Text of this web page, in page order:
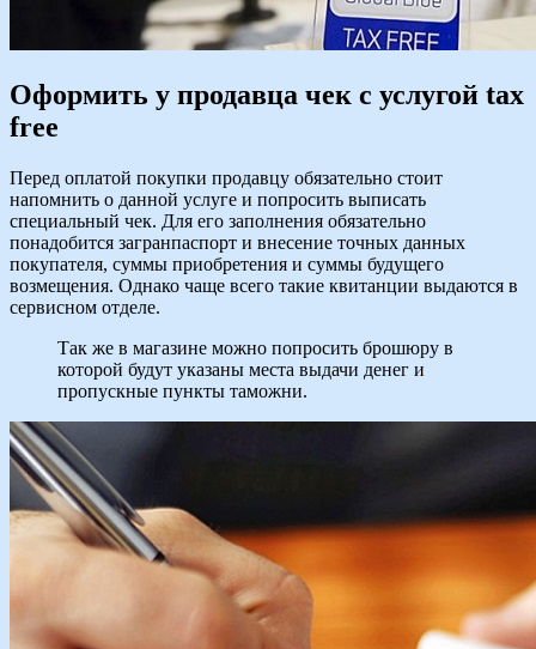
Оформить у продавца чек с услугой tax
free
Перед оплатой покупки продавцу обязательно стоит
напомнить о данной услуге и попросить выписать
специальный чек. Для его заполнения обязательно
понадобится загранпаспорт и внесение точных данных
покупателя, суммы приобретения и суммы будущего
возмещения. Однако чаще всего такие квитанции выдаются в
сервисном отделе.
Так же в магазине можно попросить брошюру в
которой будут указаны места выдачи денег и
пропускные пункты таможни.